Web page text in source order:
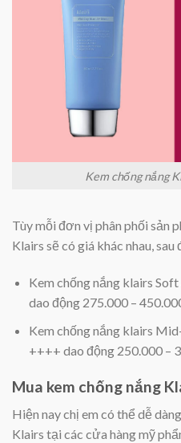
Kem chống nắng
Tùy mỗi đơn vị phân phối sản
Klairs sẽ có giá khác nhau,
Kem chống nắng klairs
dao động 275.000 –
Kem chống nắng klairs
++++ dao động 250.000 –
Mua kem chống nắng
Hiện nay chị em có thể dễ
Klairs tại các cửa hàng mỹ